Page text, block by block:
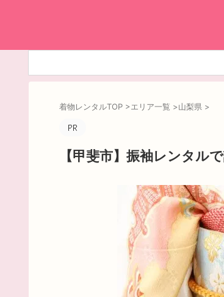
着物レンタルTOP >エリア一覧 >山梨県 >
【甲斐市】振袖レンタル